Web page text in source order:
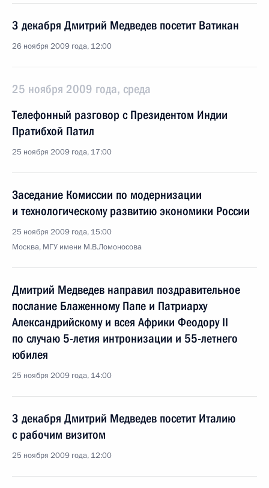
3 декабря Дмитрий Медведев посетит Ватикан
26 ноября 2009 года, 12:00
25 ноября 2009 года, среда
Телефонный разговор с Президентом Индии
Пратибхой Патил
25 ноября 2009 года, 17:00
Заседание Комиссии по модернизации
и технологическому развитию экономики России
25 ноября 2009 года, 15:00
Москва, МГУ имени М.В.Ломоносова
Дмитрий Медведев направил поздравительное
послание Блаженному Папе и Патриарху
Александрийскому и всея Африки Феодору II
по случаю 5-летия интронизации и 55-летнего
юбилея
25 ноября 2009 года, 14:00
3 декабря Дмитрий Медведев посетит Италию
с рабочим визитом
25 ноября 2009 года, 12:00